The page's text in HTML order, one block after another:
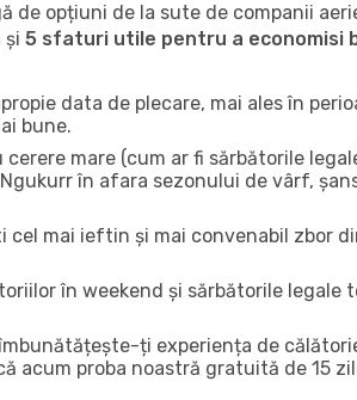
de opțiuni de la sute de companii
și 5 sfaturi utile pentru a economisi
data de plecare, mai ales în
bune.
mare (cum ar fi sărbătorile
în afara sezonului de vârf,
mai ieftin și mai convenabil zbor
în weekend și sărbătorile legale
ți experiența de
acum proba noastră gratuită de 15